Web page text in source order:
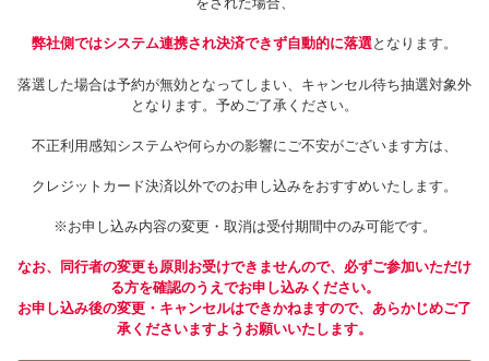
弊社側ではシステム連携され決済できず自動的に落選となります。
落選した場合は予約が無効となってしまい、キャンセル待ち抽選対象外
となります。予めご了承ください。
不正利用感知システムや何らかの影響にご不安がございます方は、
クレジットカード決済以外でのお申し込みをおすすめいたします。
※お申し込み内容の変更・取消は受付期間中のみ可能です。
なお、同行者の変更も原則お受けできませんので、必ずご参加いただけ
る方を確認のうえでお申し込みください。
お申し込み後の変更・キャンセルはできかねますので、あらかじめご了
承くださいますようお願いいたします。